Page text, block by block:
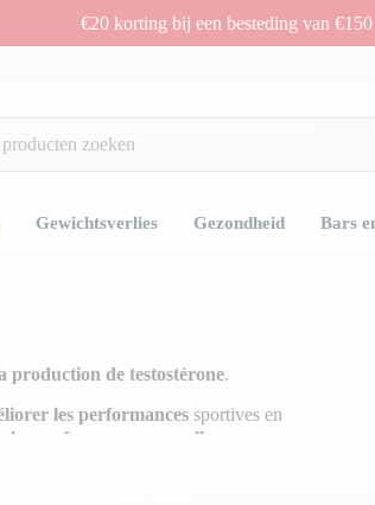
€20 korting bij een besteding van
Gewichtsverlies Gezondheid Bars
production de testostérone.
les performances sportives en
les performances sexuelles